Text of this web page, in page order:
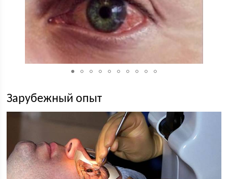
Зарубежный опыт